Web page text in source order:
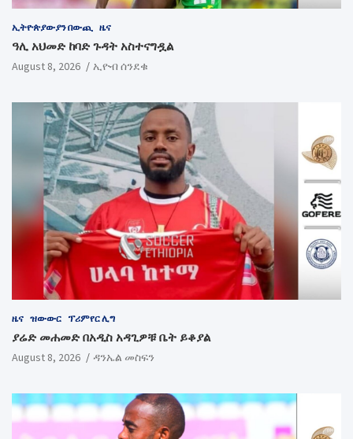
ኢትዮጵያውያን በውጪ ዜና
ዓሊ አህመድ ከባድ ጉዳት አስተናግዷል
August 8, 2026 ኢዮብ ሰንደቁ
ዜና ዝውውር ፕሪምየር ሊግ
ያሬድ መሐመድ በአዲስ አዳጊዎቹ ቤት ይቆያል
August 8, 2026 ዳንኤል መስፍን